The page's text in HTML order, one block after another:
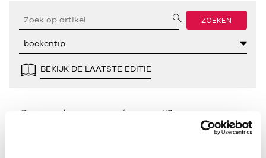
ZOEKEN
BEKIJK DE LAATSTE EDITIE
Geen resultaten gevonden voor “”.